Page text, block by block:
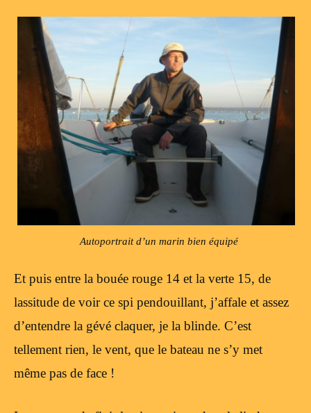
Autoportrait d’un marin bien équipé
Et puis entre la bouée rouge 14 et la verte 15, de
lassitude de voir ce spi pendouillant, j’affale et assez
d’entendre la gévé claquer, je la blinde. C’est
tellement rien, le vent, que le bateau ne s’y met
même pas de face !